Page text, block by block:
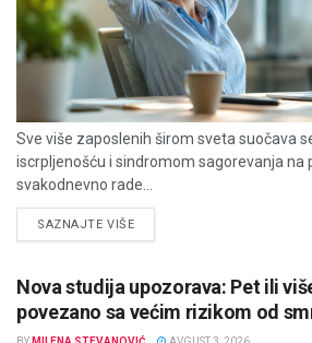
Sve više zaposlenih širom sveta suočava
iscrpljenošću i sindromom sagorevanja na
svakodnevno rade...
SAZNAJTE VIŠEDETAILS
Nova studija upozorava: Pet ili
povezano sa većim rizikom od